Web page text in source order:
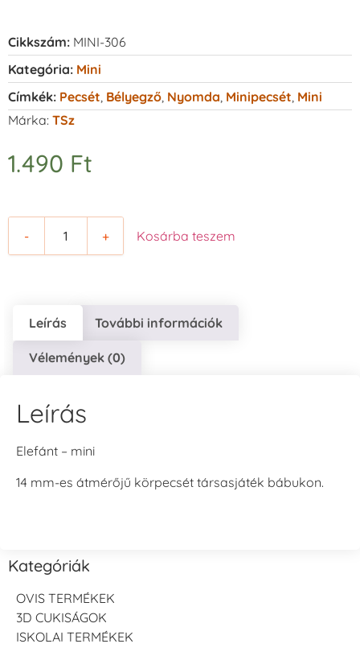
Cikkszám: MINI-306
Kategória: Mini
Címkék: Pecsét Bélyegző Nyomda Minipecsét Mini
Márka: TSz
1.490 Ft
- + Kosárba teszem
Leírás További információk
Vélemények (0)
Leírás
Elefánt – mini
14 mm-es átmérőjű körpecsét társasjáték bábukon.
Kategóriák
OVIS TERMÉKEK
3D CUKISÁGOK
ISKOLAI TERMÉKEK